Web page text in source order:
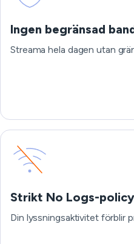
Ingen begränsad
Streama hela dagen utan
Strikt No Logs-policy
Din lyssningsaktivitet förblir